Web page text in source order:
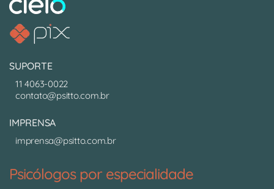
SUPORTE
11 4063-0022
contato@psitto.com.br
IMPRENSA
imprensa@psitto.com.br
Psicólogos por especialidade